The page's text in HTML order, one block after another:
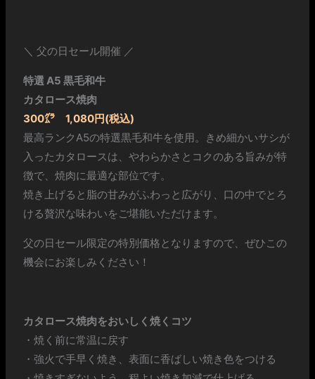
＼ 父の日セール開催 ／
特選 A5 黒毛和牛
カタロース焼肉
300㌘ 1,080円(税込)
最高ランクA5の特選黒毛和牛を使用。きめ細かいサシが
入ったカタロースは、やわらかさとコクのある旨みが特
徴で、焼肉に最適な部位です。
焼き上げると脂の甘みがふわっと広がり、口の中でとろ
ける贅沢な味わいをご堪能いただけます。
父の日セール限定の特別価格となりますので、ぜひこの
機会にお楽しみください！
カタロース焼肉をおいしく焼くコツ
・焼く前に常温に戻す
・強火で手早く焼き、表面に香ばしい焼き色をつける